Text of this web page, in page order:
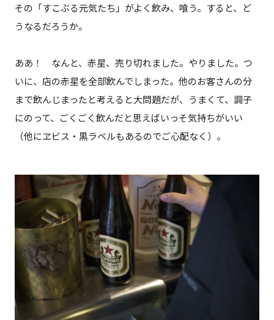
その「すこぶる元気たち」がよく飲み、喰う。すると、ど
うなるだろうか。
ああ！ なんと、赤星、売り切れました。やりました。つ
いに、店の赤星を全部飲んでしまった。他のお客さんの分
まで飲んじまったと考えると大問題だが、うまくて、調子
にのって、ごくごく飲んだと思えばいっそ気持ちがいい
（他にヱビス・黒ラベルもあるのでご心配なく）。